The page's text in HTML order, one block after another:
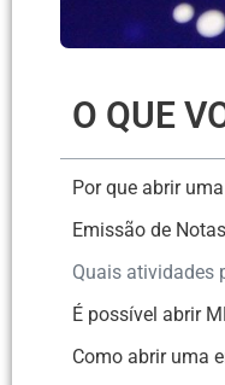
O QUE
Por que abrir
Emissão de
Quais atividades
É possível abrir
Como abrir uma